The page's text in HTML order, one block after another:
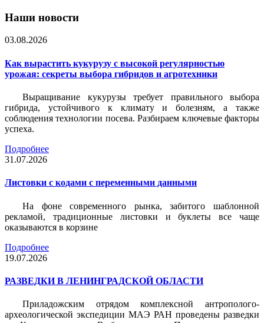
Наши новости
03.08.2026
Как вырастить кукурузу с высокой регулярностью
урожая: секреты выбора гибридов и агротехники
Выращивание кукурузы требует правильного выбора
гибрида, устойчивого к климату и болезням, а также
соблюдения технологии посева. Разбираем ключевые факторы
успеха.
Подробнее
31.07.2026
Листовки c кодами с переменными данными
На фоне современного рынка, забитого шаблонной
рекламой, традиционные листовки и буклеты все чаще
оказываются в корзине
Подробнее
19.07.2026
РАЗВЕДКИ В ЛЕНИНГРАДСКОЙ ОБЛАСТИ
Приладожским отрядом комплексной антрополого-
археологической экспедиции МАЭ РАН проведены разведки